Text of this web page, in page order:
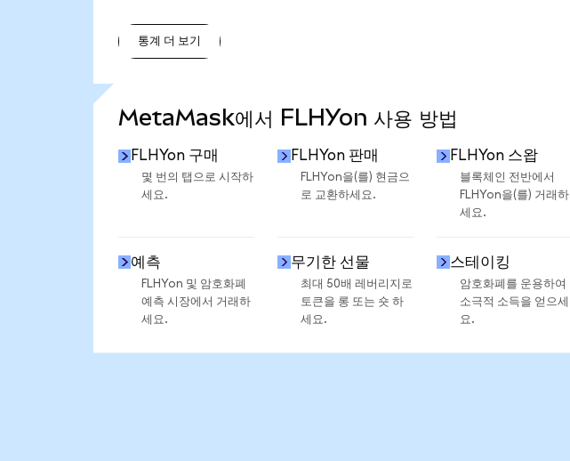
통계 더 보기
MetaMask에서 FLHYon 사용 방법
FLHYon 구매
몇 번의 탭으로 시작하
세요.
FLHYon 판매
FLHYon을(를) 현금으
로 교환하세요.
FLHYon 스왑
블록체인 전반에서
FLHYon을(를) 거래하
세요.
예측
FLHYon 및 암호화폐
예측 시장에서 거래하
세요.
무기한 선물
최대 50배 레버리지로
토큰을 롱 또는 숏 하
세요.
스테이킹
암호화폐를 운용하여
소극적 소득을 얻으세
요.